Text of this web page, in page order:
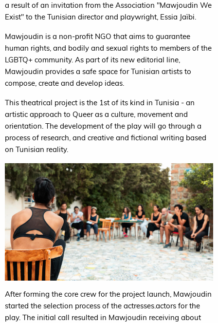
a result of an invitation from the Association "Mawjoudin We
Exist" to the Tunisian director and playwright, Essia Jaïbi.
Mawjoudin is a non-profit NGO that aims to guarantee
human rights, and bodily and sexual rights to members of the
LGBTQ+ community. As part of its new editorial line,
Mawjoudin provides a safe space for Tunisian artists to
compose, create and develop ideas.
This theatrical project is the 1st of its kind in Tunisia - an
artistic approach to Queer as a culture, movement and
orientation. The development of the play will go through a
process of research, and creative and fictional writing based
on Tunisian reality.
After forming the core crew for the project launch, Mawjoudin
started the selection process of the actresses.actors for the
play. The initial call resulted in Mawjoudin receiving about